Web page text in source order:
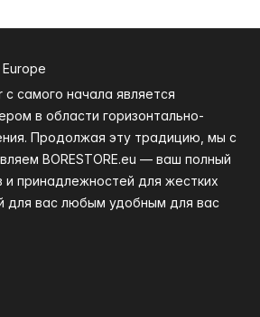
самого начала является
в области горизонтально-
Продолжая эту традицию, мы с
BORESTORE.eu — ваш полный
и принадлежностей для жестких
для вас любым удобным для вас